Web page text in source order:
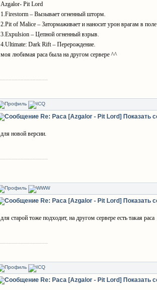
Azgalor- Pit Lord
1.Firestorm – Вызывает огненный шторм.
2.Pit of Malice – Затормаживает и наносит урон врагам в
3.Expulsion – Цепной огненный взрыв.
4.Ultimate: Dark Rift – Перерождение.
моя любимая раса была на другом сервере ^^
Re: Раса [Azgalor - Pit Lord] Показать
для новой версии.
Re: Раса [Azgalor - Pit Lord] Показать
для старой тоже подходит, на другом сервере есть такая раса
Re: Раса [Azgalor - Pit Lord] Показать